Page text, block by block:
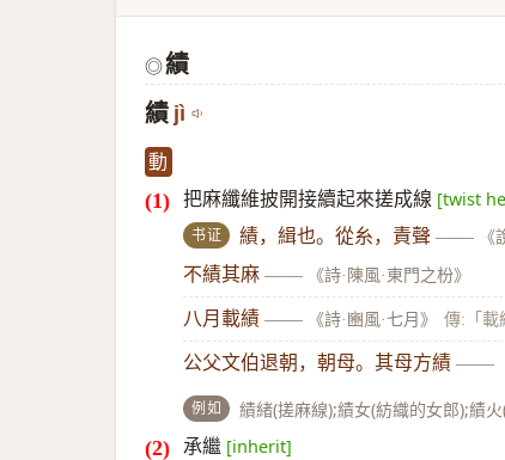
◎績
績 jì
動
把麻纖維披開接續起來搓成線 [twist
书证 績，緝也。從糸，責聲 —— 《
不績其麻 —— 《詩·陳風·東門之枌》
八月載績 —— 《詩·豳風·七月》 傳:「載
公父文伯退朝，朝母。其母方績 ——
例如 績緒(搓麻線);績女(紡織的女郎);績
承繼 [inherit]